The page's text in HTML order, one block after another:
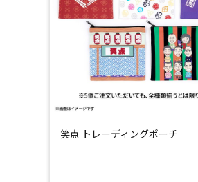
笑点 トレーディングポーチ